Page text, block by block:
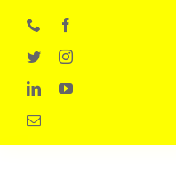
content